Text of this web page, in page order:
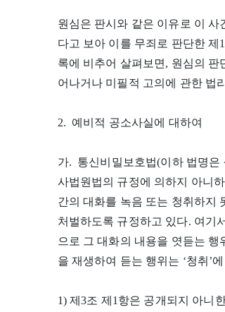
원심은 판시와 같은 이유로 이
다고 보아 이를 무죄로 판단한 제
록에 비추어 살펴보면, 원심의
어나거나 미필적 고의에 관한 법
2. 예비적 공소사실에 대하여
가. 통신비밀보호법(이하 법명은
사법원법의 규정에 의하지 아니
간의 대화를 녹음 또는 청취하지
처벌하도록 규정하고 있다. 여기
으로 그 대화의 내용을 엿듣는
을 재생하여 듣는 행위는 ‘청취’
1) 제3조 제1항은 공개되지 아니